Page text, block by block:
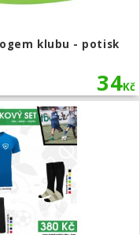
klubu - potisk
34Kč